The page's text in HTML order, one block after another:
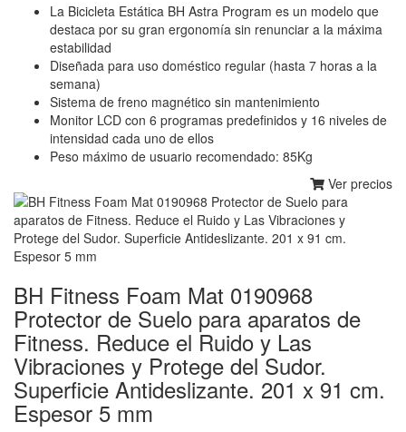
La Bicicleta Estática BH Astra Program es un modelo que
destaca por su gran ergonomía sin renunciar a la máxima
estabilidad
Diseñada para uso doméstico regular (hasta 7 horas a la
semana)
Sistema de freno magnético sin mantenimiento
Monitor LCD con 6 programas predefinidos y 16 niveles de
intensidad cada uno de ellos
Peso máximo de usuario recomendado: 85Kg
Ver precios
BH Fitness Foam Mat 0190968
Protector de Suelo para aparatos de
Fitness. Reduce el Ruido y Las
Vibraciones y Protege del Sudor.
Superficie Antideslizante. 201 x 91 cm.
Espesor 5 mm